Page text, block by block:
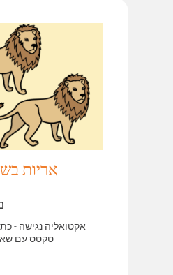
אריות
אקטואליה נגישה -
טקטס עם